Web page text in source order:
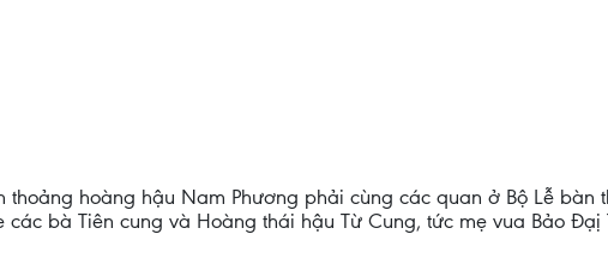
hoàng hậu Nam Phương phải cùng các quan ở Bộ Lễ bàn
bà Tiên cung và Hoàng thái hậu Từ Cung, tức mẹ vua Bảo Đạị